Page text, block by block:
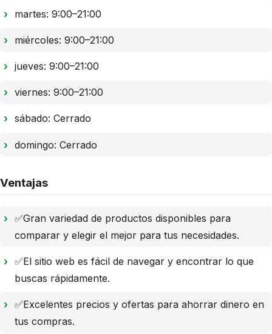
martes: 9:00–21:00
miércoles: 9:00–21:00
jueves: 9:00–21:00
viernes: 9:00–21:00
sábado: Cerrado
domingo: Cerrado
Ventajas
✅Gran variedad de productos disponibles para
comparar y elegir el mejor para tus necesidades.
✅El sitio web es fácil de navegar y encontrar lo que
buscas rápidamente.
✅Excelentes precios y ofertas para ahorrar dinero en
tus compras.